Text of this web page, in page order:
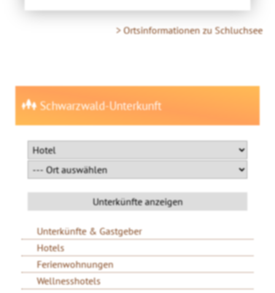
> Ortsinformationen zu Schluchsee
Schwarzwald-Unterkunft
Unterkünfte & Gastgeber
Hotels
Ferienwohnungen
Wellnesshotels